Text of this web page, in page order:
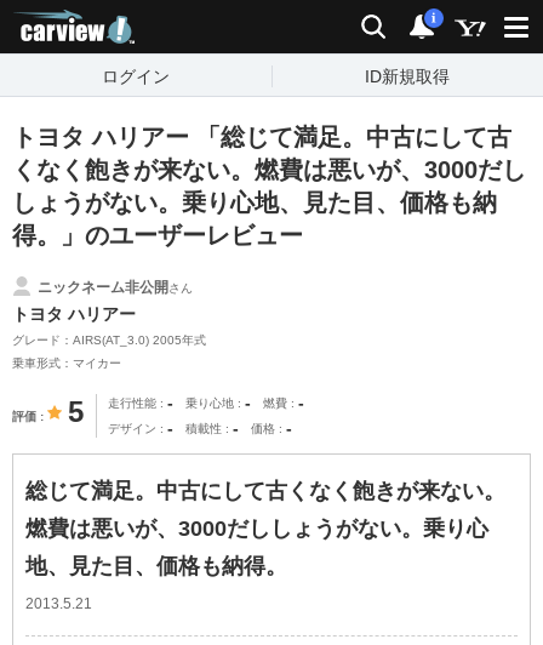
検索 通知
i
ログイン ID新規取得
トヨタ ハリアー 「総じて満足。中古にして古
くなく飽きが来ない。燃費は悪いが、3000だし
しょうがない。乗り心地、見た目、価格も納
得。」のユーザーレビュー
ニックネーム非公開さん
トヨタ ハリアー
グレード：AIRS(AT_3.0) 2005年式
乗車形式：マイカー
評価 5 走行性能 - 乗り心地 - 燃費 -
デザイン - 積載性 - 価格 -
総じて満足。中古にして古くなく飽きが来ない。
燃費は悪いが、3000だししょうがない。乗り心
地、見た目、価格も納得。
2013.5.21